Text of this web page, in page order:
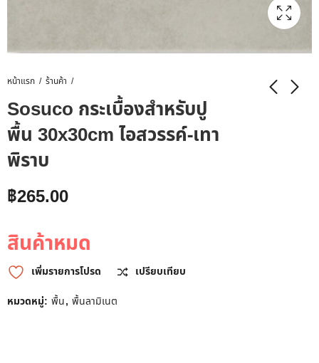
หน้าแรก ร้านค้า
Sosuco กระเบื้องสำหรับปู
พื้น 30x30cm ไอสวรรค์-เทา
พิราบ
฿265.00
สินค้าหมด
เพิ่มรายการโปรด
เปรียบเทียบ
หมวดหมู่: พื้น, พื้นลามิเนต